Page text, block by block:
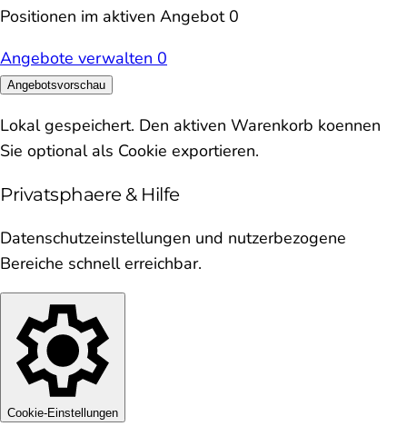
Positionen im aktiven Angebot 0
Angebote verwalten 0
Angebotsvorschau
Lokal gespeichert. Den aktiven Warenkorb koennen
Sie optional als Cookie exportieren.
Privatsphaere & Hilfe
Datenschutzeinstellungen und nutzerbezogene
Bereiche schnell erreichbar.
Cookie-Einstellungen